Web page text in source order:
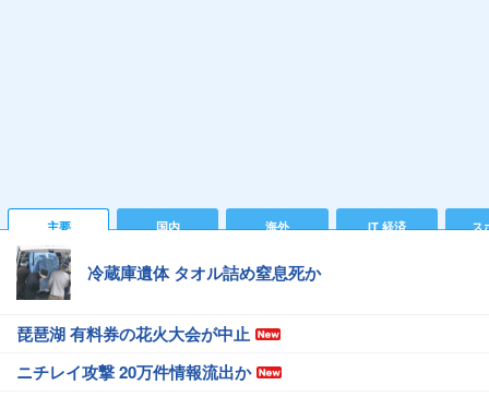
主要 国内 海外 IT 経済 ス
冷蔵庫遺体 タオル詰め窒息死か
琵琶湖 有料券の花火大会が中止
ニチレイ攻撃 20万件情報流出か